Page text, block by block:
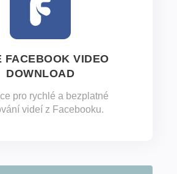
FACEBOOK VIDEO
DOWNLOAD
pro rychlé a bezplatné
videí z Facebooku.